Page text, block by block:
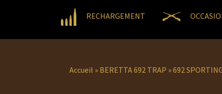
RECHARGEMENT
Accueil » BERETTA 692 TRAP »692